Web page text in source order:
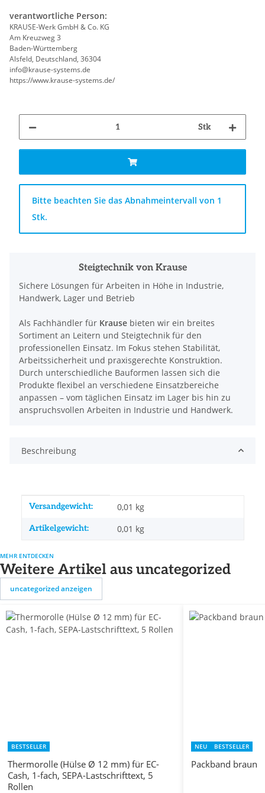
verantwortliche Person:
KRAUSE-Werk GmbH & Co. KG
Am Kreuzweg 3
Baden-Württemberg
Alsfeld, Deutschland, 36304
info@krause-systems.de
https://www.krause-systems.de/
Stk
x
Bitte beachten Sie das Abnahmeintervall von 1
Stk.
Steigtechnik von Krause
Sichere Lösungen für Arbeiten in Höhe in Industrie,
Handwerk, Lager und Betrieb
Als Fachhändler für Krause bieten wir ein breites
Sortiment an Leitern und Steigtechnik für den
professionellen Einsatz. Im Fokus stehen Stabilität,
Arbeitssicherheit und praxisgerechte Konstruktion.
Durch unterschiedliche Bauformen lassen sich die
Produkte flexibel an verschiedene Einsatzbereiche
anpassen – vom täglichen Einsatz im Lager bis hin zu
anspruchsvollen Arbeiten in Industrie und Handwerk.
Beschreibung
Produkteigenschaft
Wert
Versandgewicht: 0,01 kg
Artikelgewicht: 0,01 kg
MEHR ENTDECKEN
Weitere Artikel aus uncategorized
uncategorized anzeigen
BESTSELLER
Thermorolle (Hülse Ø 12 mm) für EC-
Cash, 1-fach, SEPA-Lastschrifttext, 5
Rollen
NEU BESTSELLER
Packband braun